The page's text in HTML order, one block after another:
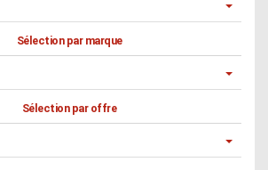
Sélection par marque
Sélection par offre